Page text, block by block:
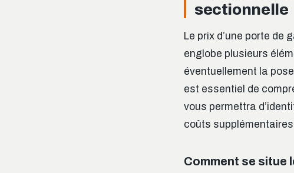
sectionnelle
Le prix d’une porte de
englobe plusieurs
éventuellement la
est essentiel de
vous permettra
coûts
Comment se situe